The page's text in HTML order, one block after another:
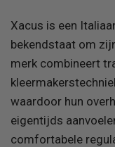
Xacus is een
bekendstaat om
merk combineert
waardoor hun
eigentijds
comfortabele